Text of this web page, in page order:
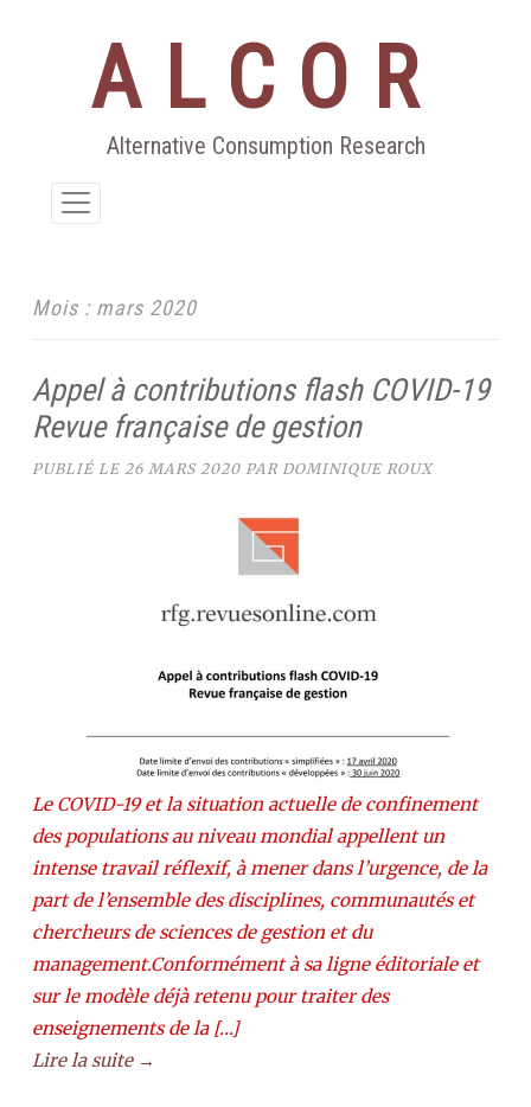
contenuALCOR
Alternative Consumption Research
Mois : mars 2020
Appel à contributions flash COVID-19
Revue française de gestion
PUBLIÉ LE 26 MARS 2020 PAR DOMINIQUE ROUX
Le COVID-19 et la situation actuelle de confinement
des populations au niveau mondial appellent un
intense travail réflexif, à mener dans l’urgence, de la
part de l’ensemble des disciplines, communautés et
chercheurs de sciences de gestion et du
management.Conformément à sa ligne éditoriale et
sur le modèle déjà retenu pour traiter des
enseignements de la […]
Lire la suite →